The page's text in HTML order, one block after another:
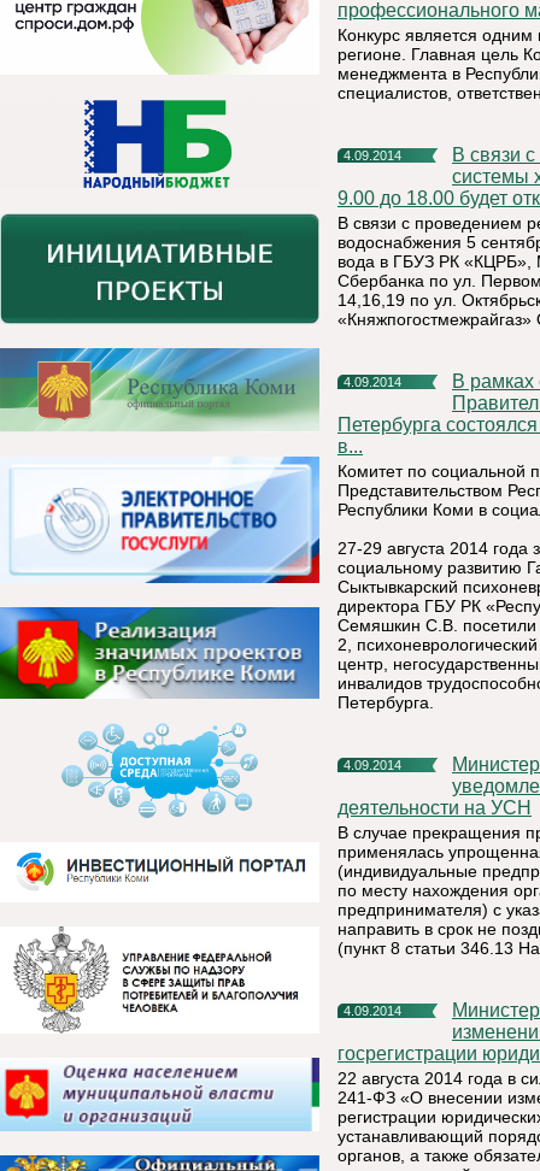
профессионального
Конкурс является
регионе. Главная цель
менеджмента в
специалистов,
4.09.2014
В связи с проведением ремонтно-восстановительных работ
системы
9.00 до 18.00 будет
В связи с проведением
водоснабжения 5
вода в ГБУЗ РК «КЦРБ»,
Сбербанка по ул.
14,16,19 по ул.
4.09.2014
В рамках соглашения о сотрудничестве между
Петербурга
в...
Комитет по социальной
Представительством
Республики Коми в
27-29 августа 2014 года
социальному развитию
Сыктывкарский
директора ГБУ РК
Семяшкин С.В. посетили
2,
центр,
инвалидов
Петербурга.
4.09.2014
Министерство экономического развития сообщает о порядке
деятельности на УСН
В случае прекращения
применялась
(индивидуальные
по месту нахождения
предпринимателя) с
направить в срок не
(пункт 8 статьи 346.13
4.09.2014
Министерство экономического развития сообщает об
госрегистрации
22 августа 2014 года в
241-ФЗ «О внесении
регистрации
устанавливающий
органов, а также